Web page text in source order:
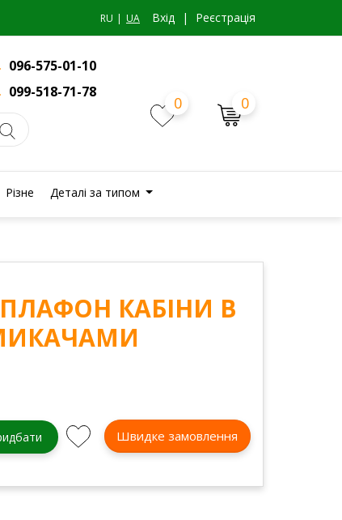
RU UA Вхiд | Реєстрація
096-575-01-10
099-518-71-78
0 0
Різне Деталі за типом
ПЛАФОН КАБІНИ В
Швидке замовлення